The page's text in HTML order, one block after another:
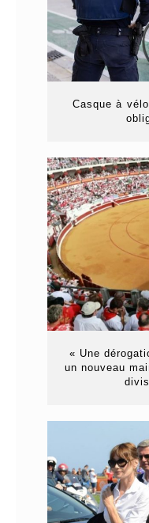
Casque à
« Une
un nouveau